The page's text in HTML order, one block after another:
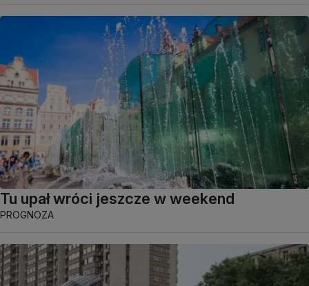
Tu upał wróci jeszcze w weekend
PROGNOZA